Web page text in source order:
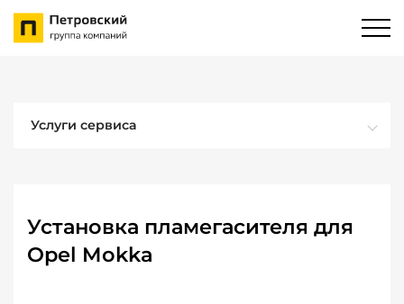
Услуги сервиса
Установка пламегасителя для
Opel Mokka